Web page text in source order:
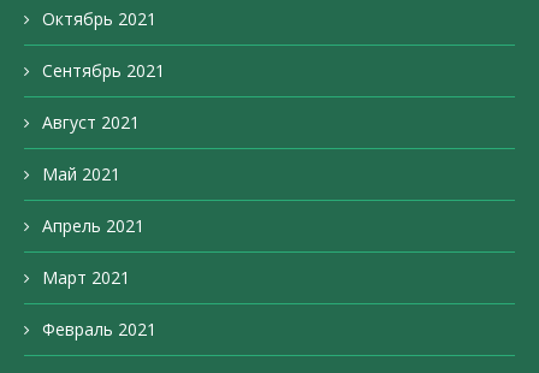
Октябрь 2021
Сентябрь 2021
Август 2021
Май 2021
Апрель 2021
Март 2021
Февраль 2021